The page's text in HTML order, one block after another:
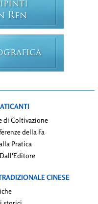
IPINTI
REN
di Coltivazione
della Fa
Pratica
CINESE